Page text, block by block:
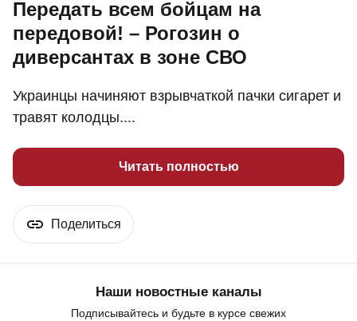
Передать всем бойцам на
передовой! – Рогозин о
диверсантах в зоне СВО
Украинцы начиняют взрывчаткой пачки сигарет и
травят колодцы....
Читать полностью
Поделиться
Наши новостные каналы
Подписывайтесь и будьте в курсе свежих